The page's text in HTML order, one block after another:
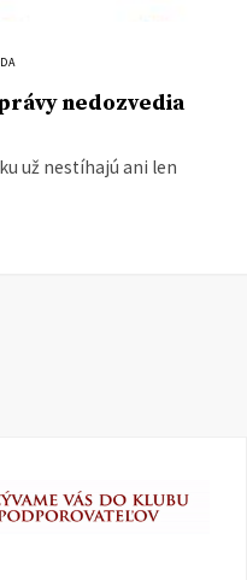
nedozvedia
už nestíhajú ani len